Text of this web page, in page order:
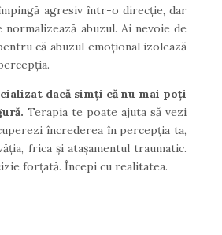
agresiv într-o direcție, dar
normalizează abuzul. Ai nevoie de
că abuzul emoțional izolează
dacă simți că nu mai poți
Terapia te poate ajuta să vezi
încrederea în percepția ta,
frica și atașamentul traumatic.
forțată. Începi cu realitatea.